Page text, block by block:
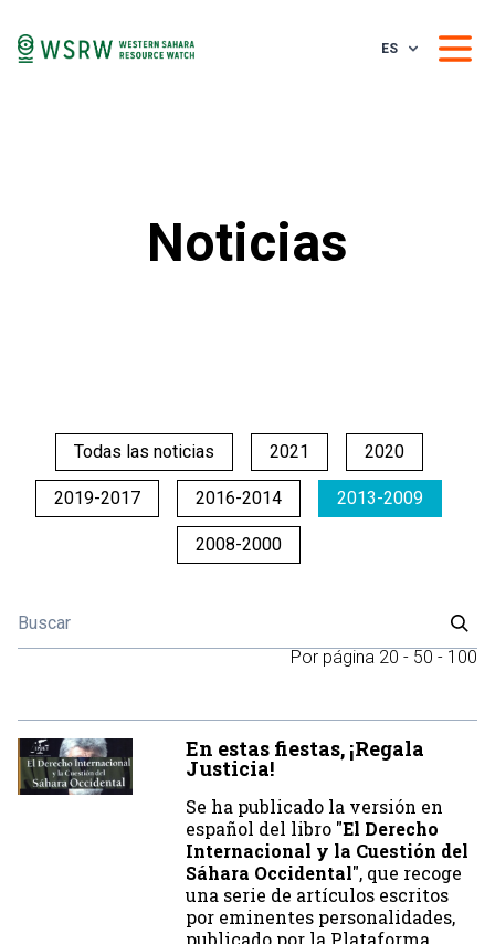
ES
Noticias
Todas las noticias 2021 2020
2019-2017 2016-2014 2013-2009
2008-2000
Por página 20 - 50 - 100
En estas fiestas, ¡Regala
Justicia!
Se ha publicado la versión en
español del libro "El Derecho
Internacional y la Cuestión del
Sáhara Occidental", que recoge
una serie de artículos escritos
por eminentes personalidades,
publicado por la Plataforma